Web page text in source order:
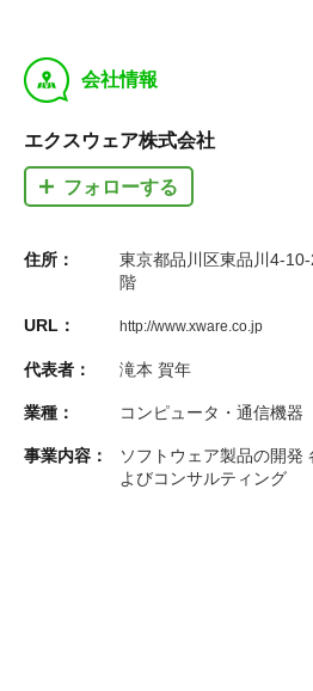
y 会社情報
エクスウェア株式会社
フォローする
住所：
東京都品川区東品川4-
階
URL： http://www.xware.co.jp
代表者： 滝本 賀年
業種： コンピュータ・通信機器
事業内容：
ソフトウェア製品の開発
よびコンサルティング